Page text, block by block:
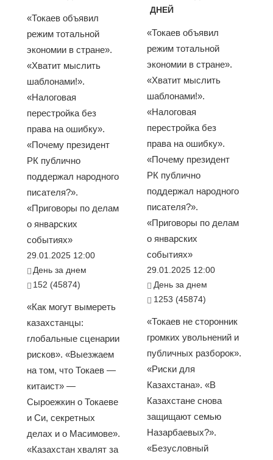
«Токаев объявил
режим тотальной
экономии в стране».
«Хватит мыслить
шаблонами!».
«Налоговая
перестройка без
права на ошибку».
«Почему президент
РК публично
поддержал народного
писателя?».
«Приговоры по делам
о январских
событиях»
29.01.2025 12:00
День за днем
152 (45874)
«Как могут вымереть
казахстанцы:
глобальные сценарии
рисков». «Выезжаем
на том, что Токаев —
китаист» —
Сыроежкин о Токаеве
и Си, секретных
делах и о Масимове».
«Казахстан хвалят за
ДНЕЙ
«Токаев объявил
режим тотальной
экономии в стране».
«Хватит мыслить
шаблонами!».
«Налоговая
перестройка без
права на ошибку».
«Почему президент
РК публично
поддержал народного
писателя?».
«Приговоры по делам
о январских
событиях»
29.01.2025 12:00
День за днем
1253 (45874)
«Токаев не сторонник
громких увольнений и
публичных разборок».
«Риски для
Казахстана». «В
Казахстане снова
защищают семью
Назарбаевых?».
«Безусловный